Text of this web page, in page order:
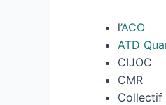
l’ACO
ATD
CIJOC
CMR
Collectif